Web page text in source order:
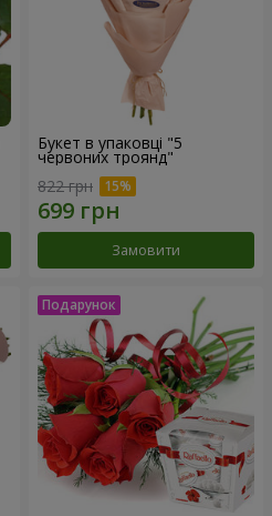
Букет в упаковці "5
червоних троянд"
822 грн
Замовити